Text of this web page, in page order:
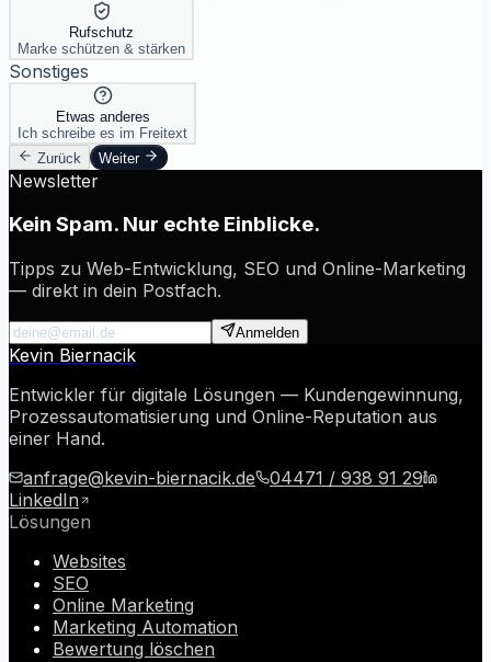
Rufschutz
Marke schützen & stärken
Sonstiges
Etwas anderes
Ich schreibe es im Freitext
Zurück
Weiter
Newsletter
Kein Spam. Nur echte Einblicke.
Tipps zu Web-Entwicklung, SEO und Online-Marketing
— direkt in dein Postfach.
Anmelden
Kevin Biernacik
Entwickler für digitale Lösungen — Kundengewinnung,
Prozessautomatisierung und Online-Reputation aus
einer Hand.
anfrage@kevin-biernacik.de
04471 / 938 91 29
LinkedIn
Lösungen
Websites
SEO
Online Marketing
Marketing Automation
Bewertung löschen